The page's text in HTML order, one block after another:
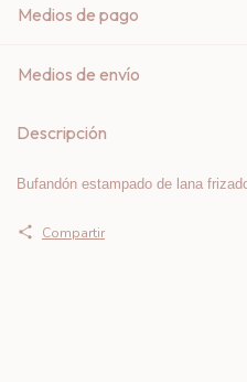
Medios de pago
Medios de envío
Descripción
Bufandón estampado de lana
Compartir